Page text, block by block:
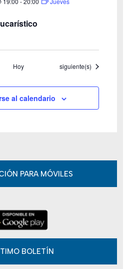
e
v
e
o
Hoy Eventos
siguiente(s)
al calendario
PARA MÓVILES
BOLETÍN